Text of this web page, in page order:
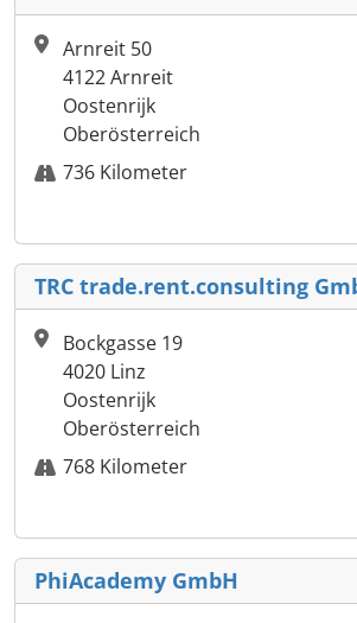
Arnreit 50
4122 Arnreit
Oostenrijk
Oberösterreich
736 Kilometer
TRC trade.rent.consulting
Bockgasse 19
4020 Linz
Oostenrijk
Oberösterreich
768 Kilometer
PhiAcademy GmbH